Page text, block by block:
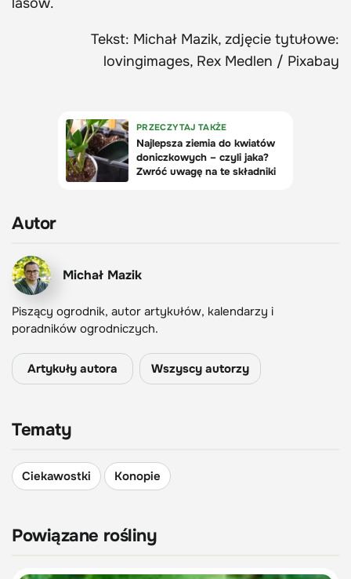
Tekst: Michał Mazik, zdjęcie tytułowe:
lovingimages, Rex Medlen / Pixabay
Autor
Michał Mazik
Piszący ogrodnik, autor artykułów, kalendarzy i
poradników ogrodniczych.
Artykuły autora Wszyscy autorzy
Tematy
Ciekawostki Konopie
Powiązane rośliny